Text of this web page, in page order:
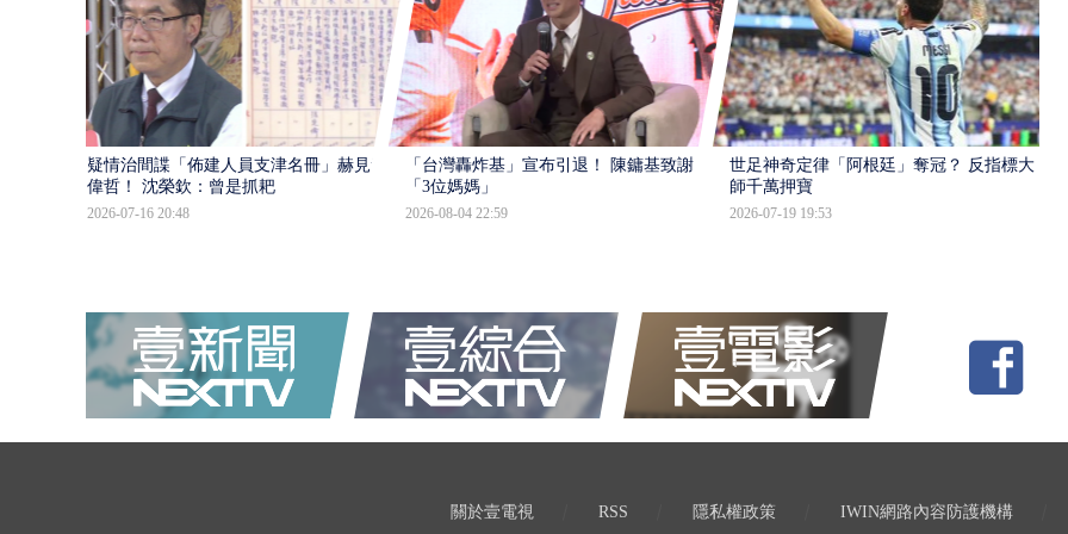
疑情治間諜「佈建人員支津名冊」赫見黃
偉哲！ 沈榮欽：曾是抓耙
2026-07-16 20:48
「台灣轟炸基」宣布引退！ 陳鏞基致謝
「3位媽媽」
2026-08-04 22:59
世足神奇定律「阿根廷」奪冠？ 反指標大
師千萬押寶
2026-07-19 19:53
關於壹電視 RSS 隱私權政策 IWIN網路內容防護機構